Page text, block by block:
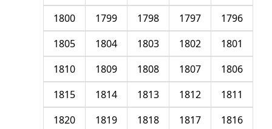
1796
1797
1798
1799
1800
1801
1802
1803
1804
1805
1806
1807
1808
1809
1810
1811
1812
1813
1814
1815
1816
1817
1818
1819
1820